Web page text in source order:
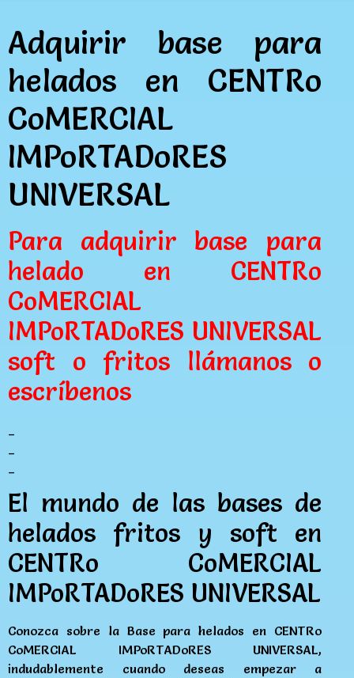
Adquirir base para
helados en CENTRo
CoMERCIAL
IMPoRTADoRES
UNIVERSAL
Para adquirir base para
helado en CENTRo
CoMERCIAL
IMPoRTADoRES UNIVERSAL
soft o fritos llámanos o
escríbenos
El mundo de las bases de
helados fritos y soft en
CENTRo CoMERCIAL
IMPoRTADoRES UNIVERSAL
Conozca sobre la Base para helados en CENTRo
CoMERCIAL IMPoRTADoRES UNIVERSAL,
indudablemente cuando deseas empezar a